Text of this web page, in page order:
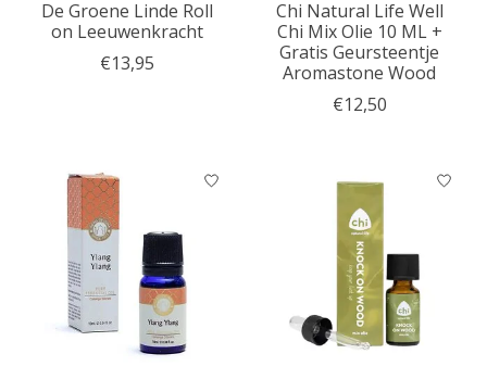
De Groene Linde Roll
on Leeuwenkracht
€13,95
Chi Natural Life Well
Chi Mix Olie 10 ML +
Gratis Geursteentje
Aromastone Wood
€12,50